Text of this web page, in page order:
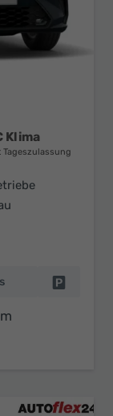
Klima
Tageszulassung